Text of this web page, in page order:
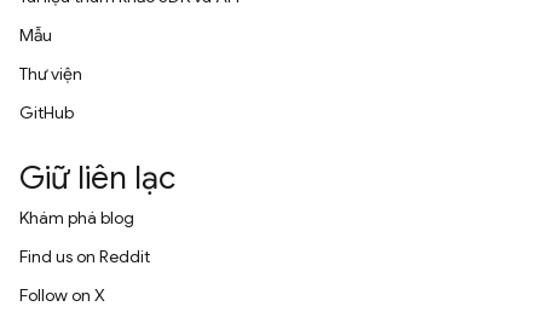
Mẫu
Thư viện
GitHub
Giữ liên lạc
Khám phá blog
Find us on Reddit
Follow on X